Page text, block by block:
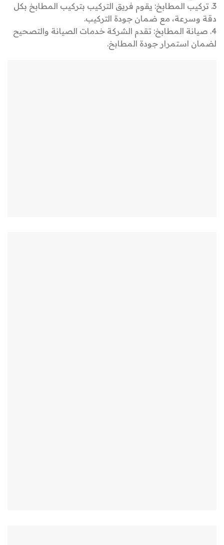
3. تركيب المطابخ: يقوم فريق التركيب بتركيب المطابخ بكل
دقة وسرعة، مع ضمان جودة التركيب.
4. صيانة المطابخ: تقدم الشركة خدمات الصيانة والتصحيح
لضمان استمرار جودة المطابخ.